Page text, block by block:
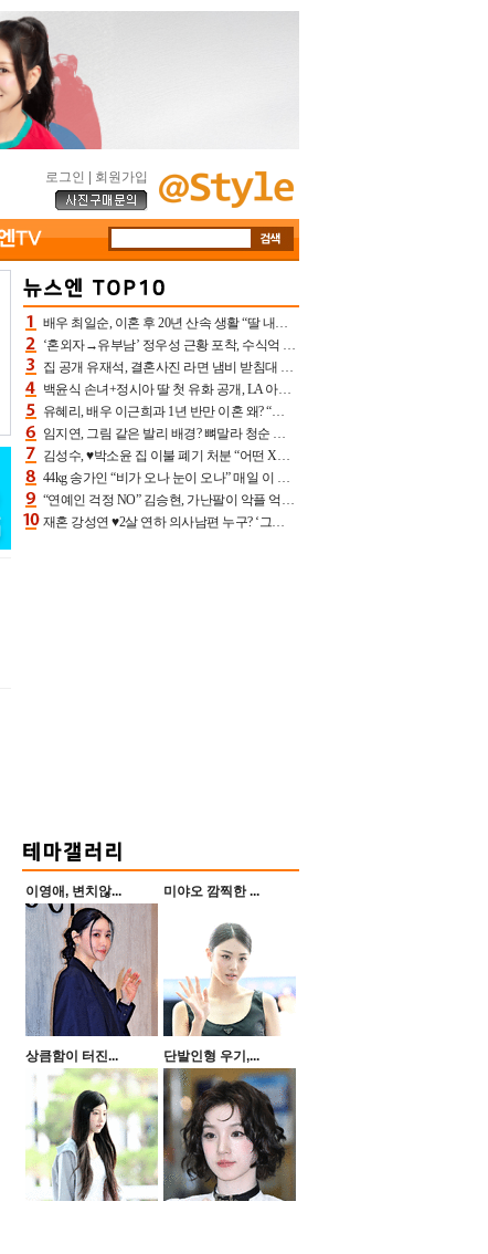
로그인 회원가입
배우 최일순, 이혼 후 20년 산속 생활 “딸 내가 버렸다고 원망‥맘 아파”(특종)[어제TV]
‘혼외자→유부남’ 정우성 근황 포착, 수식억 해킹 피해 후배 만났다 “존경하는”
집 공개 유재석, 결혼사진 라면 냄비 받침대 되고 분노‥가족사진도 피해(놀뭐)[어제TV]
백윤식 손녀+정시아 딸 첫 유화 공개, LA 아트쇼→서울국제조각페스타 작가다운 수준급 실력
유혜리, 배우 이근희과 1년 반만 이혼 왜? “식칼 꽂고 의자 던져” 충격 폭로(특종)[어제TV]
임지연, 그림 같은 발리 배경? 뼈말라 청순 비키니 핏에 상대 안 되네
김성수, ♥박소윤 집 이불 폐기 처분 “어떤 X이랑 썼을지 몰라” 질투(신랑수업2)[어제TV]
44kg 송가인 “비가 오나 눈이 오나” 매일 이 운동, 허벅지 근육량 상승+체지방 감소
“연예인 걱정 NO” 김승현, 가난팔이 악플 억울할만‥아내+딸과 日 여행
재혼 강성연 ♥2살 연하 의사남편 누구? ‘그알’ 자문의에 훈남 비주얼 초엘리트 스펙 [종합]
이영애, 변치않... 미야오 깜찍한 ...
상큼함이 터진... 단발인형 우기,...